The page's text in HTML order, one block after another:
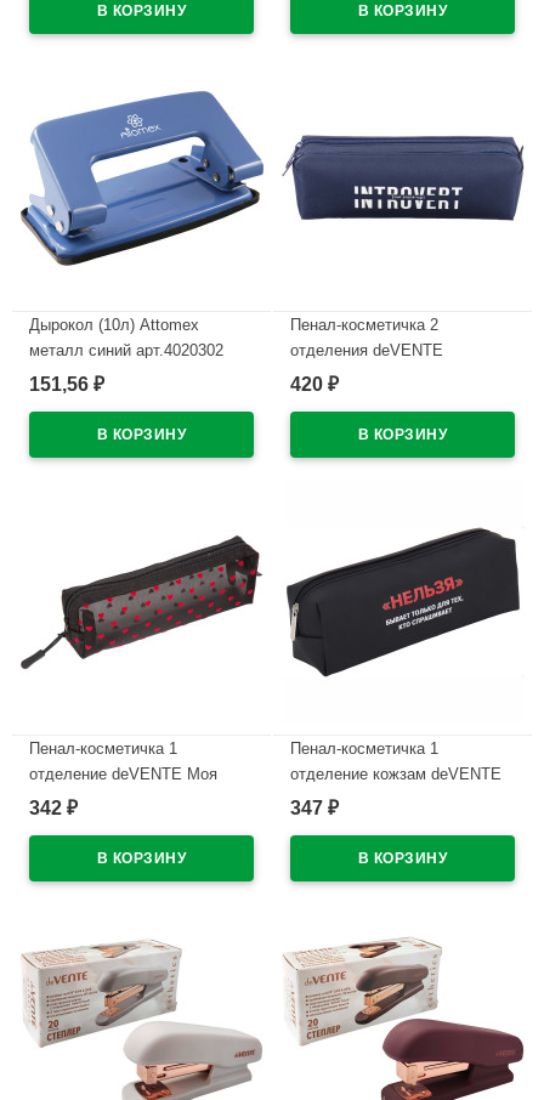
арт.5040605 (Ст.4)
Дырокол (10л) Attomex
металл синий арт.4020302
В наличии
151,56 ₽
Пенал-косметичка 2
отделения deVENTE
Интроверт (Introvert)
арт.7020669
420 ₽
Пенал-косметичка 1
отделение deVENTE Моя
Секретная сетка (My Secret
210х60х60мм арт7029628
342 ₽
Пенал-косметичка 1
отделение кожзам deVENTE
Нельзя ручка-петля
347 ₽